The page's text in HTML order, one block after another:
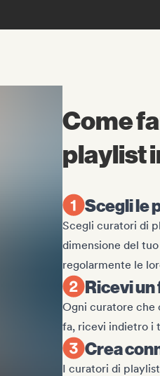
Come
playlist
Scegli le
Scegli curatori di
dimensione del
regolarmente le
Ricevi
Ogni curatore che
fa, ricevi indietro i
Crea
I curatori di